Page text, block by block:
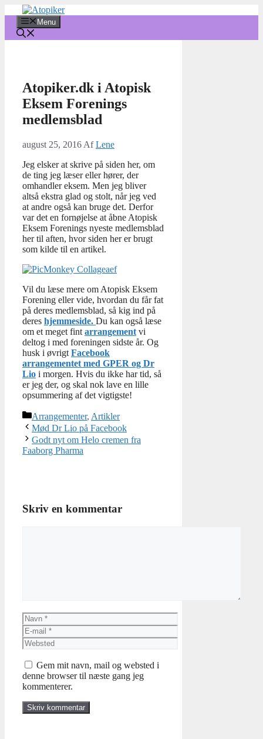
indhold
Menu
Atopiker.dk i Atopisk
Eksem Forenings
medlemsblad
august 25, 2016 AfLene
Jeg elsker at skrive på siden her, om
de ting jeg læser eller hører, der
omhandler eksem. Men jeg bliver
altså ekstra glad og stolt, når jeg ved
at andre også kan bruge det. Derfor
var det en fornøjelse at åbne Atopisk
Eksem Forenings nyeste medlemsblad
her til aften, hvor siden her er brugt
som kilde til en artikel.
Vil du læse mere om Atopisk Eksem
Forening eller vide, hvordan du får fat
på deres medlemsblad, så kig ind på
deres hjemmeside. Du kan også læse
om et meget fint arrangement vi
deltog i med foreningen sidste år. Og
husk i øvrigt Facebook
arrangementet med GPER og Dr
Lio i morgen. Hvis du ikke har tid, så
er jeg der, og skal nok lave en lille
opsummering af det vigtigste!
Kategorier
Arrangementer, Artikler
Mød Dr Lio på Facebook
Godt nyt om Helo cremen fra
Faaborg Pharma
Skriv en kommentar
Navn
E-
mail
Websted
Gem mit navn, mail og websted i
denne browser til næste gang jeg
kommenterer.